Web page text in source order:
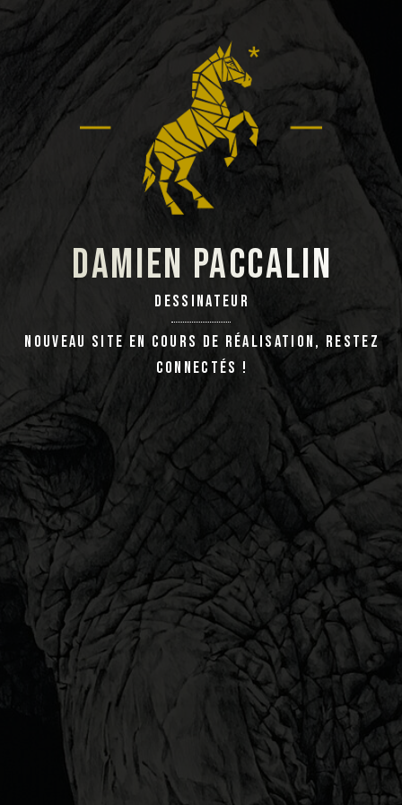
Damien PACCALIN
Dessinateur
Nouveau site en cours de réalisation, restez
connectés !